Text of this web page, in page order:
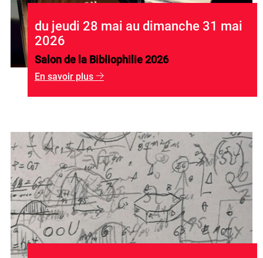
du jeudi 28 mai au dimanche 31 mai
2026
Salon de la Bibliophilie 2026
En savoir plus g